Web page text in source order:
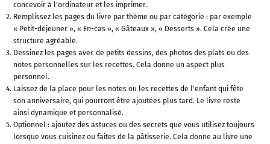
concevoir à l'ordinateur et les imprimer.
Remplissez les pages du livre par thème ou par catégorie : par exemple
« Petit-déjeuner », « En-cas », « Gâteaux », « Desserts ». Cela crée une
structure agréable.
Dessinez les pages avec de petits dessins, des photos des plats ou des
notes personnelles sur les recettes. Cela donne un aspect plus
personnel.
Laissez de la place pour les notes ou les recettes de l'enfant qui fête
son anniversaire, qui pourront être ajoutées plus tard. Le livre reste
ainsi dynamique et personnalisé.
Optionnel : ajoutez des astuces ou des secrets que vous utilisez toujours
lorsque vous cuisinez ou faites de la pâtisserie. Cela donne au livre une